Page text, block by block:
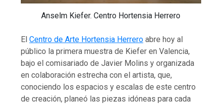
Anselm Kiefer. Centro Hortensia Herrero
ElCentro de Arte Hortensia Herrero abre hoy al
público la primera muestra de Kiefer en Valencia,
bajo el comisariado de Javier Molins y organizada
en colaboración estrecha con el artista, que,
conociendo los espacios y escalas de este centro
de creación, planeó las piezas idóneas para cada